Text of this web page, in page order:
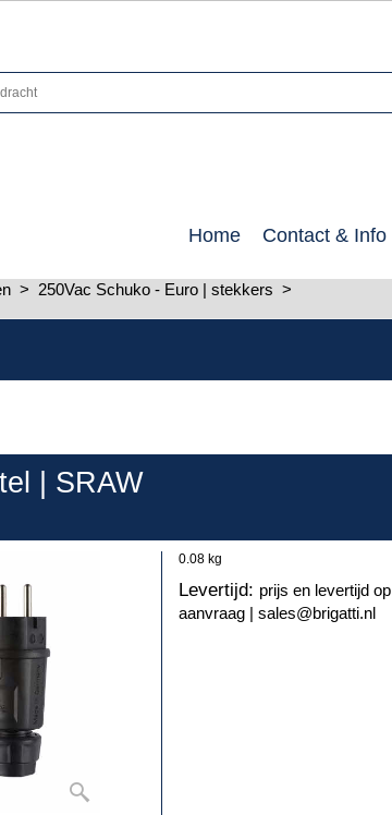
Home Contact & Info
> 250Vac Schuko - Euro | stekkers >
| SRAW
0.08kg
Levertijd: prijs en levertijd op
aanvraag | sales@brigatti.nl